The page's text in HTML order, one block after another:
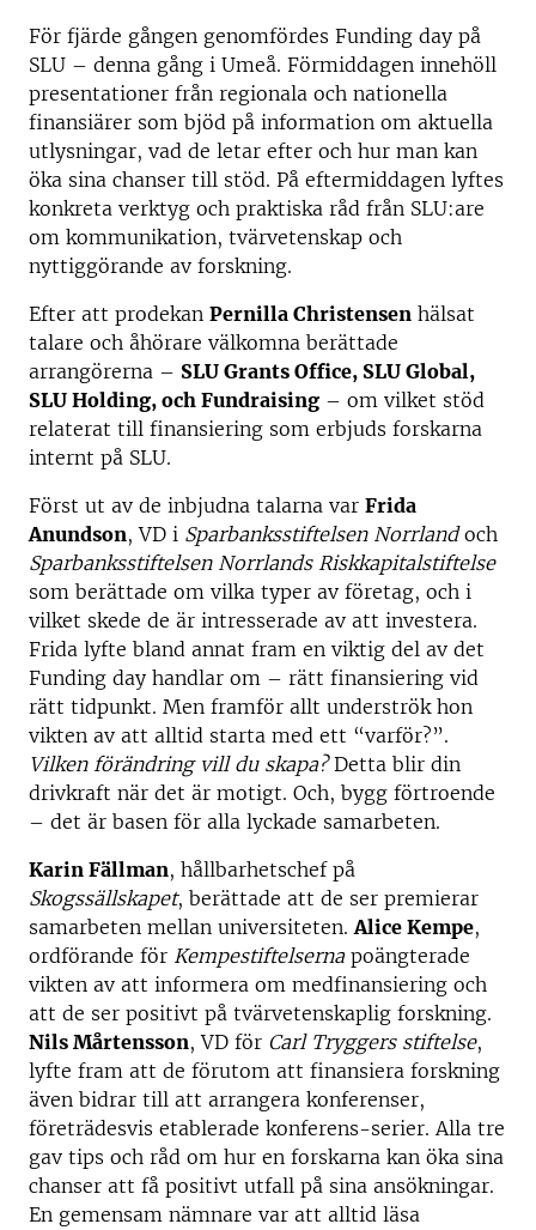
För fjärde gången genomfördes Funding day på
SLU – denna gång i Umeå. Förmiddagen innehöll
presentationer från regionala och nationella
finansiärer som bjöd på information om aktuella
utlysningar, vad de letar efter och hur man kan
öka sina chanser till stöd. På eftermiddagen lyftes
konkreta verktyg och praktiska råd från SLU:are
om kommunikation, tvärvetenskap och
nyttiggörande av forskning.
Efter att prodekan Pernilla Christensen hälsat
talare och åhörare välkomna berättade
arrangörerna – SLU Grants Office, SLU Global,
SLU Holding, och Fundraising – om vilket stöd
relaterat till finansiering som erbjuds forskarna
internt på SLU.
Först ut av de inbjudna talarna var Frida
Anundson, VD i Sparbanksstiftelsen Norrlandoch
Sparbanksstiftelsen Norrlands Riskkapitalstiftelse
som berättade om vilka typer av företag, och i
vilket skede de är intresserade av att investera.
Frida lyfte bland annat fram en viktig del av det
Funding day handlar om – rätt finansiering vid
rätt tidpunkt. Men framför allt underströk hon
vikten av att alltid starta med ett “varför?”.
Vilken förändring vill du skapa?Detta blir din
drivkraft när det är motigt. Och, bygg förtroende
– det är basen för alla lyckade samarbeten.
Karin Fällman, hållbarhetschef på
Skogssällskapet, berättade att de ser premierar
samarbeten mellan universiteten.Alice Kempe,
ordförande för Kempestiftelsernapoängterade
vikten av att informera om medfinansiering och
att de ser positivt på tvärvetenskaplig forskning.
Nils Mårtensson, VD för Carl Tryggers stiftelse,
lyfte fram att de förutom att finansiera forskning
även bidrar till att arrangera konferenser,
företrädesvis etablerade konferens-serier. Alla tre
gav tips och råd om hur en forskarna kan öka sina
chanser att få positivt utfall på sina ansökningar.
En gemensam nämnare var att alltid läsa